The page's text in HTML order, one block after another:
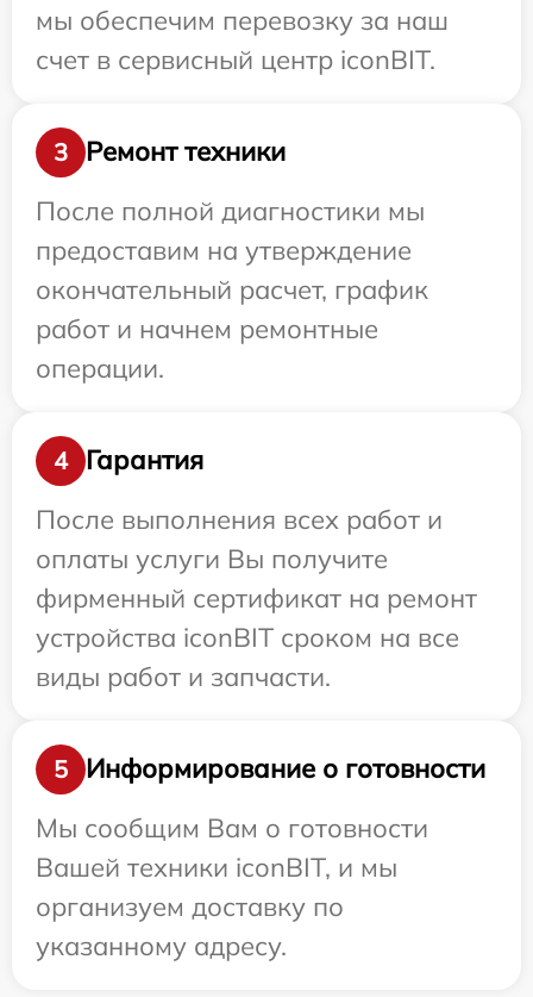
мы обеспечим перевозку за наш
счет в сервисный центр iconBIT.
3
Ремонт техники
После полной диагностики мы
предоставим на утверждение
окончательный расчет, график
работ и начнем ремонтные
операции.
4
Гарантия
После выполнения всех работ и
оплаты услуги Вы получите
фирменный сертификат на ремонт
устройства iconBIT сроком на все
виды работ и запчасти.
5
Информирование о готовности
Мы сообщим Вам о готовности
Вашей техники iconBIT, и мы
организуем доставку по
указанному адресу.